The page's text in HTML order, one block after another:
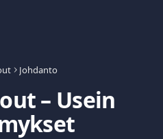
Johdanto
– Usein